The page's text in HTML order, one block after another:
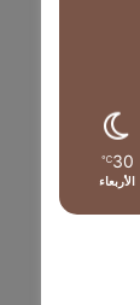
30
℃
الأربعاء